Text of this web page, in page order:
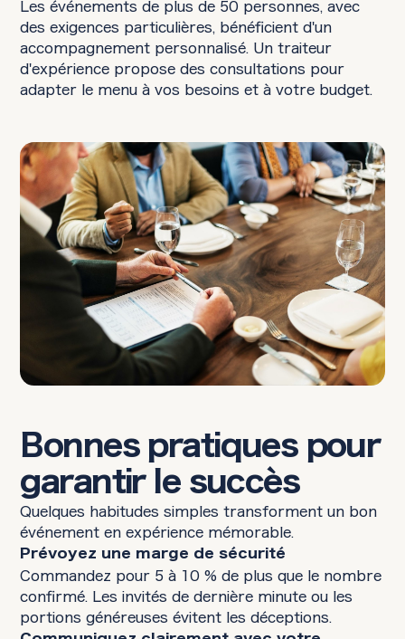
Les événements de plus de 50 personnes, avec
des exigences particulières, bénéficient d'un
accompagnement personnalisé. Un traiteur
d'expérience propose des consultations pour
adapter le menu à vos besoins et à votre budget.
Bonnes pratiques pour
garantir le succès
Quelques habitudes simples transforment un bon
événement en expérience mémorable.
Prévoyez une marge de sécurité
Commandez pour 5 à 10 % de plus que le nombre
confirmé. Les invités de dernière minute ou les
portions généreuses évitent les déceptions.